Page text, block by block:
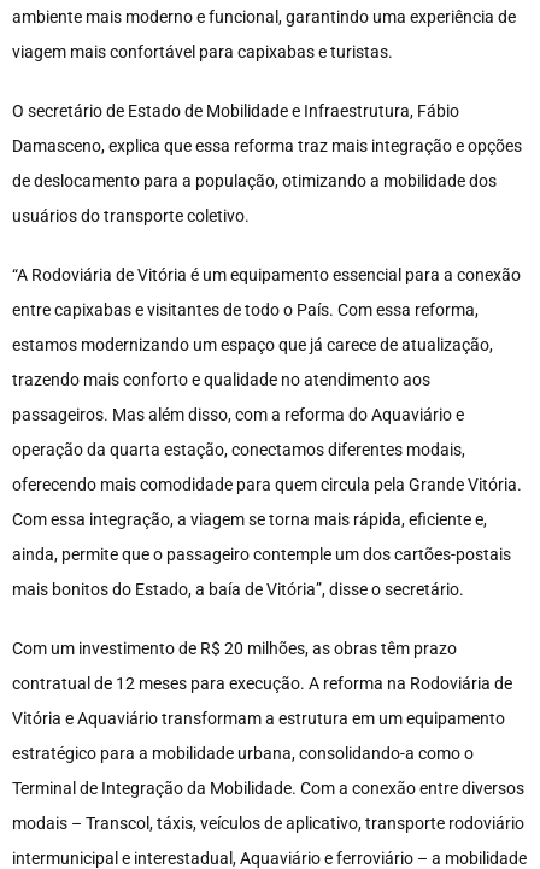
ambiente mais moderno e funcional, garantindo uma experiência de
viagem mais confortável para capixabas e turistas.
O secretário de Estado de Mobilidade e Infraestrutura, Fábio
Damasceno, explica que essa reforma traz mais integração e opções
de deslocamento para a população, otimizando a mobilidade dos
usuários do transporte coletivo.
“A Rodoviária de Vitória é um equipamento essencial para a conexão
entre capixabas e visitantes de todo o País. Com essa reforma,
estamos modernizando um espaço que já carece de atualização,
trazendo mais conforto e qualidade no atendimento aos
passageiros. Mas além disso, com a reforma do Aquaviário e
operação da quarta estação, conectamos diferentes modais,
oferecendo mais comodidade para quem circula pela Grande Vitória.
Com essa integração, a viagem se torna mais rápida, eficiente e,
ainda, permite que o passageiro contemple um dos cartões-postais
mais bonitos do Estado, a baía de Vitória”, disse o secretário.
Com um investimento de R$ 20 milhões, as obras têm prazo
contratual de 12 meses para execução. A reforma na Rodoviária de
Vitória e Aquaviário transformam a estrutura em um equipamento
estratégico para a mobilidade urbana, consolidando-a como o
Terminal de Integração da Mobilidade. Com a conexão entre diversos
modais – Transcol, táxis, veículos de aplicativo, transporte rodoviário
intermunicipal e interestadual, Aquaviário e ferroviário – a mobilidade